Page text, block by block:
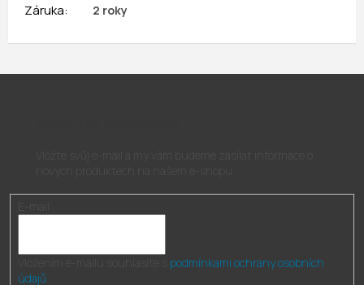
Záruka: 2 roky
podmínkami ochrany osobních
údajů